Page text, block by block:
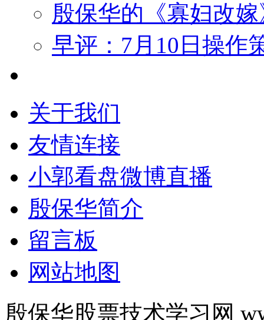
殷保华的《寡妇改
早评：7月10日操作
关于我们
友情连接
小郭看盘微博直播
殷保华简介
留言板
网站地图
殷保华股票技术学习网